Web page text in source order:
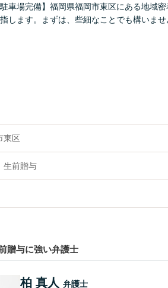
駐車場完備】福岡県福岡市東区にある地域
します。まずは、些細なことでも構いま
東区
生前贈与
贈与に強い弁護士
柏 真人 弁護士